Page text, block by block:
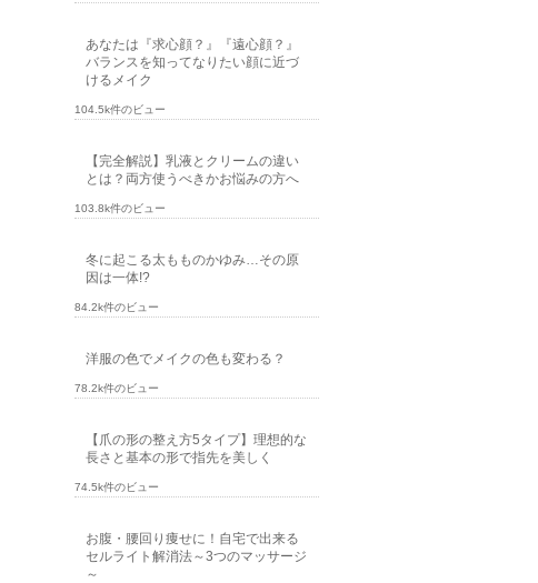
あなたは『求心顔？』『遠心顔？』
バランスを知ってなりたい顔に近づ
けるメイク
104.5k件のビュー
【完全解説】乳液とクリームの違い
とは？両方使うべきかお悩みの方へ
103.8k件のビュー
冬に起こる太もものかゆみ…その原
因は一体!?
84.2k件のビュー
洋服の色でメイクの色も変わる？
78.2k件のビュー
【爪の形の整え方5タイプ】理想的な
長さと基本の形で指先を美しく
74.5k件のビュー
お腹・腰回り痩せに！自宅で出来る
セルライト解消法～3つのマッサージ
～